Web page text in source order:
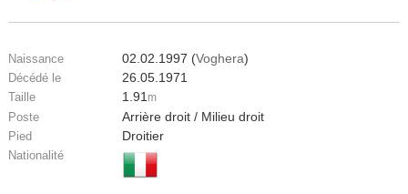
Naissance 02.02.1997 (Voghera)
Décédé le 26.05.1971
Taille 1.91m
Poste Arrière droit / Milieu droit
Pied Droitier
Nationalité